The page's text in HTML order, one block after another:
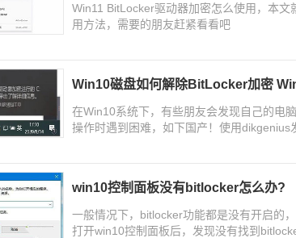
Win11 BitLocker驱动器加密怎么使用，本
用方法，需要的朋友赶紧看看吧
Win10磁盘如何解除BitLocker加密
在Win10系统下，有些朋友会发现自己的电
操作时遇到困难，如下国产！使用dikgenius
win10控制面板没有bitlocker怎么办?
一般情况下，bitlocker功能都是没有开启的
打开win10控制面板后，发现没有找到